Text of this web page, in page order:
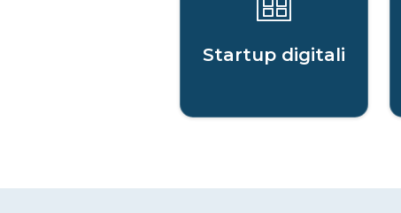
Startup digitali